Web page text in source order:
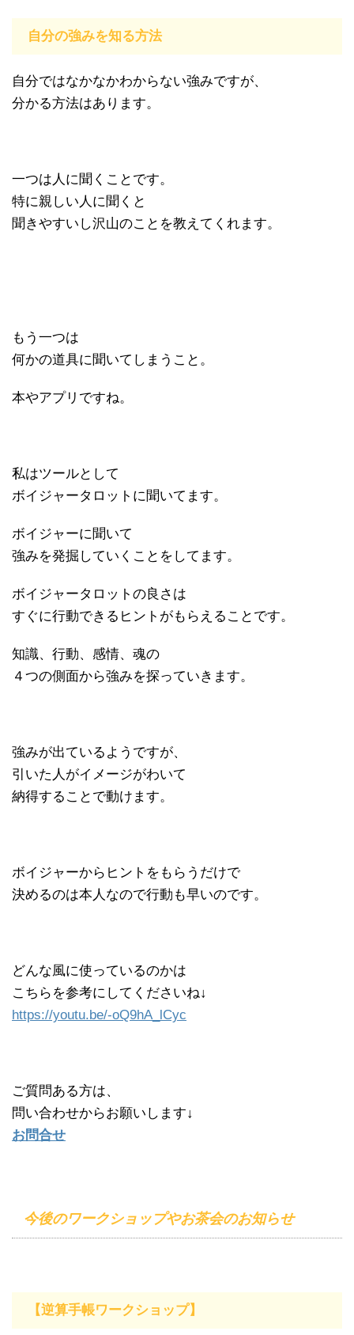
自分の強みを知る方法
自分ではなかなかわからない強みですが、
分かる方法はあります。
一つは人に聞くことです。
特に親しい人に聞くと
聞きやすいし沢山のことを教えてくれます。
もう一つは
何かの道具に聞いてしまうこと。
本やアプリですね。
私はツールとして
ボイジャータロットに聞いてます。
ボイジャーに聞いて
強みを発掘していくことをしてます。
ボイジャータロットの良さは
すぐに行動できるヒントがもらえることです。
知識、行動、感情、魂の
４つの側面から強みを探っていきます。
強みが出ているようですが、
引いた人がイメージがわいて
納得することで動けます。
ボイジャーからヒントをもらうだけで
決めるのは本人なので行動も早いのです。
どんな風に使っているのかは
こちらを参考にしてくださいね↓
https://youtu.be/-oQ9hA_lCyc
ご質問ある方は、
問い合わせからお願いします↓
お問合せ
今後のワークショップやお茶会のお知らせ
【逆算手帳ワークショップ】